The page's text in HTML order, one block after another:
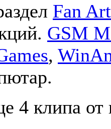
Fan Art
GSM
,
4 клипа от